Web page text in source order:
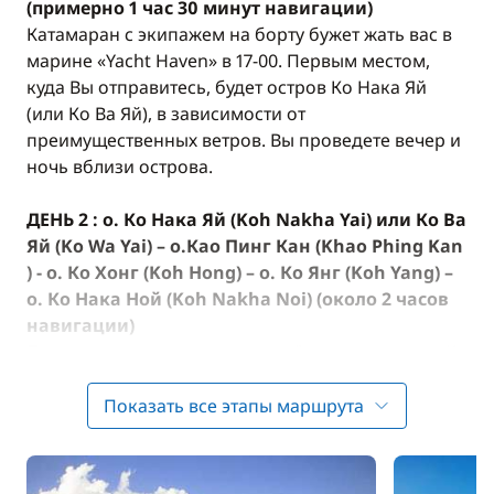
(примерно 1 час 30 минут навигации)
Катамаран с экипажем на борту бужет жать вас в
марине «Yacht Haven» в 17-00. Первым местом,
куда Вы отправитесь, будет остров Ко Нака Яй
(или Ко Ва Яй), в зависимости от
преимущественных ветров. Вы проведете вечер и
ночь вблизи острова.
ДЕНЬ 2 : о. Ко Нака Яй (Koh Nakha Yai) или Ко Ва
Яй (Ko Wa Yai) – о.Као Пинг Кан (Khao Phing Kan
) - о. Ко Хонг (Koh Hong) – о. Ко Янг (Koh Yang) –
о. Ко Нака Ной (Koh Nakha Noi) (около 2 часов
навигации)
Хонг. Отправляйтесь посмотреть на один из
красивейших гротов острова, который ведёт к
великолепному озеру, окруженному скалами.
Затем ваш капитан отвезёт вас на остров Ко Янг,
где выы можете отправиться на дополнительную
Показать все этапы маршрута